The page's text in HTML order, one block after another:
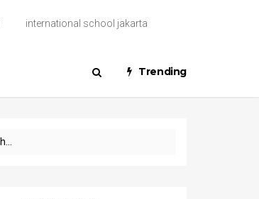
international school jakarta
Trending